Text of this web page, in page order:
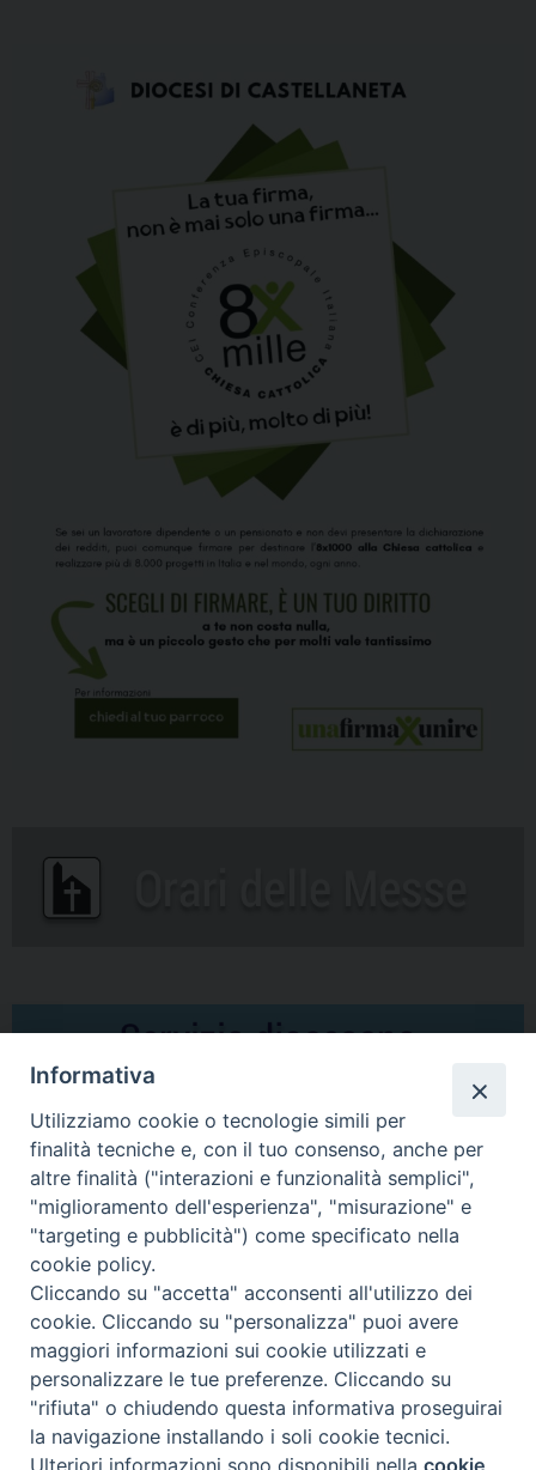
Comunicati Stampa
Il cordoglio dei Vescovi di Puglia per la morte di S.E.R. Mons. Agostino
Superbo
Nasce la Consulta Diocesana delle Aggregazioni Laicali di Castellaneta
Archivio comunicati stampa
Informativa
Utilizziamo cookie o tecnologie simili per
finalità tecniche e, con il tuo consenso, anche per
altre finalità ("interazioni e funzionalità semplici",
"miglioramento dell'esperienza", "misurazione" e
"targeting e pubblicità") come specificato nella
cookie policy.
Cliccando su "accetta" acconsenti all'utilizzo dei
cookie. Cliccando su "personalizza" puoi avere
maggiori informazioni sui cookie utilizzati e
personalizzare le tue preferenze. Cliccando su
"rifiuta" o chiudendo questa informativa proseguirai
la navigazione installando i soli cookie tecnici.
Ulteriori informazioni sono disponibili nellacookie